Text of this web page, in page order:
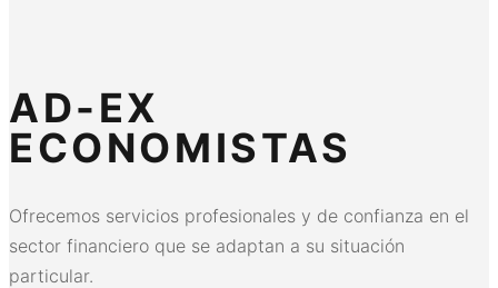
AD-EX
ECONOMISTAS
Ofrecemos servicios profesionales y de confianza en el
sector financiero que se adaptan a su situación
particular.